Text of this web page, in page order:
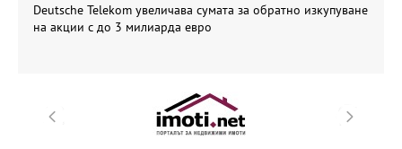
Deutsche Telekom увеличава сумата за обратно изкупуване
на акции с до 3 милиарда евро